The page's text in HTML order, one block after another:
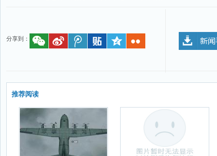
分享到：
推荐阅读